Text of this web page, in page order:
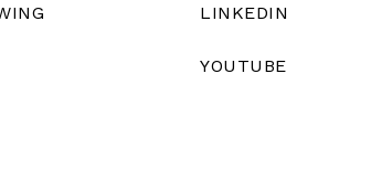
LINKEDIN
YOUTUBE